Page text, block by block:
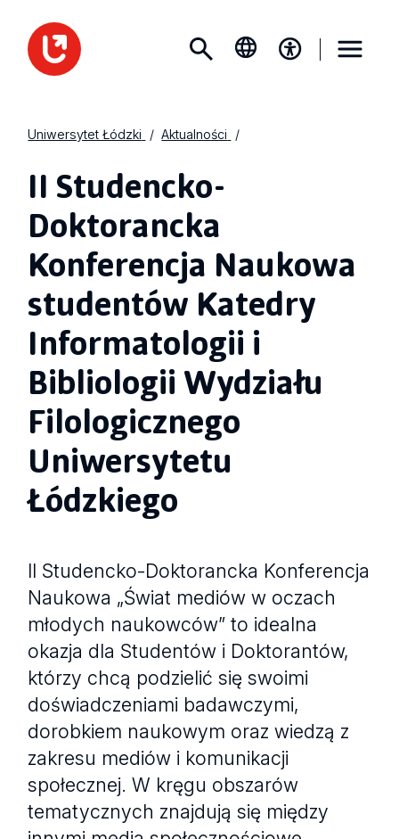
Uniwersytet Łódzki Aktualności
II Studencko-
Doktorancka
Konferencja Naukowa
studentów Katedry
Informatologii i
Bibliologii Wydziału
Filologicznego
Uniwersytetu
Łódzkiego
II Studencko-Doktorancka Konferencja
Naukowa „Świat mediów w oczach
młodych naukowców” to idealna
okazja dla Studentów i Doktorantów,
którzy chcą podzielić się swoimi
doświadczeniami badawczymi,
dorobkiem naukowym oraz wiedzą z
zakresu mediów i komunikacji
społecznej. W kręgu obszarów
tematycznych znajdują się między